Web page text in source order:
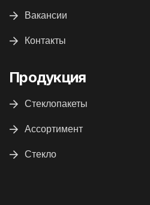
Вакансии
Контакты
Продукция
Стеклопакеты
Ассортимент
Стекло